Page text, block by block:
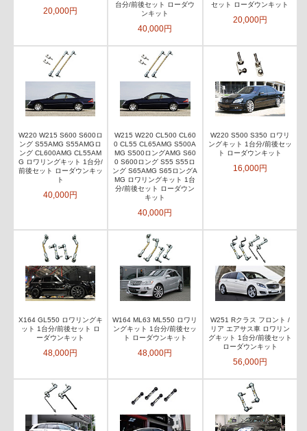
20,000円
台分/前後セット ローダウ
ンキット
40,000円
セット ローダウンキット
20,000円
W220 W215 S600 S600ロ
ング S55AMG S55AMGロ
ング CL600AMG CL55AM
G ロワリングキット 1台分/
前後セット ローダウンキッ
ト
40,000円
W215 W220 CL500 CL60
0 CL55 CL65AMG S500A
MG S500ロングAMG S60
0 S600ロング S55 S55ロ
ング S65AMG S65ロングA
MG ロワリングキット 1台
分/前後セット ローダウン
キット
40,000円
W220 S500 S350 ロワリ
ングキット 1台分/前後セッ
ト ローダウンキット
16,000円
X164 GL550 ロワリングキ
ット 1台分/前後セット ロ
ーダウンキット
48,000円
W164 ML63 ML550 ロワリ
ングキット 1台分/前後セッ
ト ローダウンキット
48,000円
W251 Rクラス フロント /
リア エアサス車 ロワリン
グキット 1台分/前後セット
ローダウンキット
56,000円